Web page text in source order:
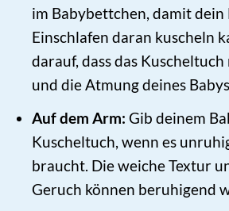
im Babybettchen, damit dein
Einschlafen daran kuscheln
darauf, dass das
und die Atmung deines
Auf dem Arm: Gib deinem
Kuscheltuch, wenn es
braucht. Die weiche Textur
Geruch können beruhigend